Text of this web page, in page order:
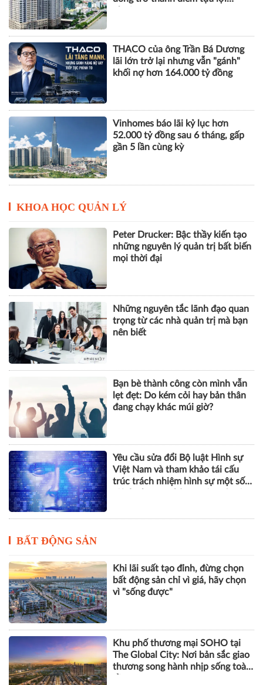
THACO của ông Trần Bá Dương
lãi lớn trở lại nhưng vẫn "gánh"
khối nợ hơn 164.000 tỷ đồng
Vinhomes báo lãi kỷ lục hơn
52.000 tỷ đồng sau 6 tháng, gấp
gần 5 lần cùng kỳ
KHOA HỌC QUẢN LÝ
Peter Drucker: Bậc thầy kiến tạo
những nguyên lý quản trị bất biến
mọi thời đại
Những nguyên tắc lãnh đạo quan
trọng từ các nhà quản trị mà bạn
nên biết
Bạn bè thành công còn mình vẫn
lẹt đẹt: Do kém cỏi hay bản thân
đang chạy khác múi giờ?
Yêu cầu sửa đổi Bộ luật Hình sự
Việt Nam và tham khảo tái cấu
trúc trách nhiệm hình sự một số
BẤT ĐỘNG SẢN
Khi lãi suất tạo đỉnh, đừng chọn
bất động sản chỉ vì giá, hãy chọn
vì "sống được"
Khu phố thương mại SOHO tại
The Global City: Nơi bản sắc giao
thương song hành nhịp sống toàn